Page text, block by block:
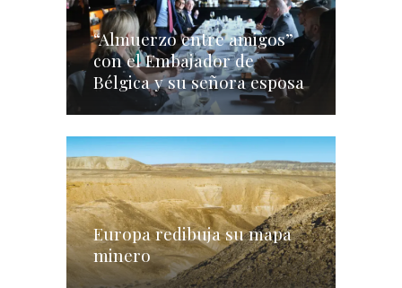
“Almuerzo entre amigos”
con el Embajador de
Bélgica y su señora esposa
Europa redibuja su mapa
minero